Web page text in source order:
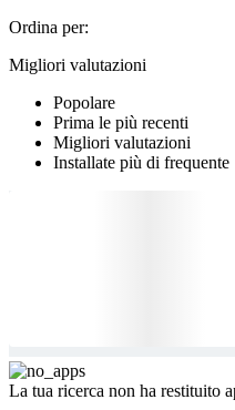
Ordina per:
Migliori valutazioni
Popolare
Prima le più recenti
Migliori valutazioni
Installate più di frequente
La tua ricerca non ha restituito